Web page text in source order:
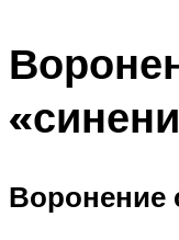
Воронение